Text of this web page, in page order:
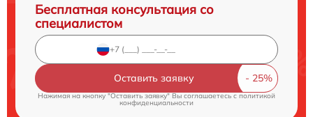
Бесплатная консультация со
специалистом
Оставить заявку
Нажимая на кнопку "Оставить заявку" Вы соглашаетесь cполитикой
конфиденциальности